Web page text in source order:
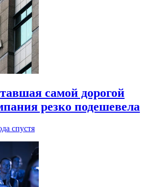
самой дорогой
резко подешевела
спустя